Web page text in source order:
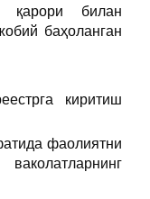
билан
баҳоланган
киритиш
фаолиятни